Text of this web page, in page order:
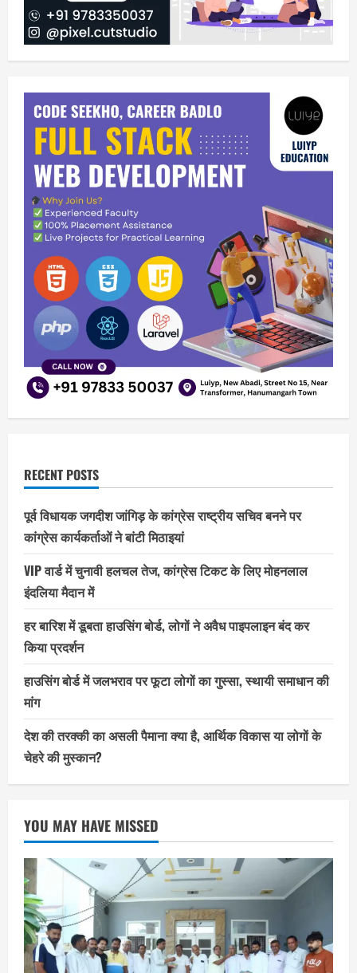
RECENT POSTS
पूर्व विधायक जगदीश जांगिड़ के कांग्रेस राष्ट्रीय सचिव बनने पर
कांग्रेस कार्यकर्ताओं ने बांटी मिठाइयां
VIP वार्ड में चुनावी हलचल तेज, कांग्रेस टिकट के लिए मोहनलाल
इंदलिया मैदान में
हर बारिश में डूबता हाउसिंग बोर्ड, लोगों ने अवैध पाइपलाइन बंद कर
किया प्रदर्शन
हाउसिंग बोर्ड में जलभराव पर फूटा लोगों का गुस्सा, स्थायी समाधान की
मांग
देश की तरक्की का असली पैमाना क्या है, आर्थिक विकास या लोगों के
चेहरे की मुस्कान?
YOU MAY HAVE MISSED